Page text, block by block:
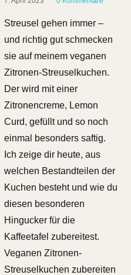
Streusel gehen immer –
und richtig gut schmecken
sie auf meinem veganen
Zitronen-Streuselkuchen.
Der wird mit einer
Zitronencreme, Lemon
Curd, gefüllt und so noch
einmal besonders saftig.
Ich zeige dir heute, aus
welchen Bestandteilen der
Kuchen besteht und wie du
diesen besonderen
Hingucker für die
Kaffeetafel zubereitest.
Veganen Zitronen-
Streuselkuchen zubereiten